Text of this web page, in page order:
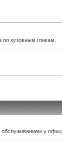
кузовным гонкам.
у